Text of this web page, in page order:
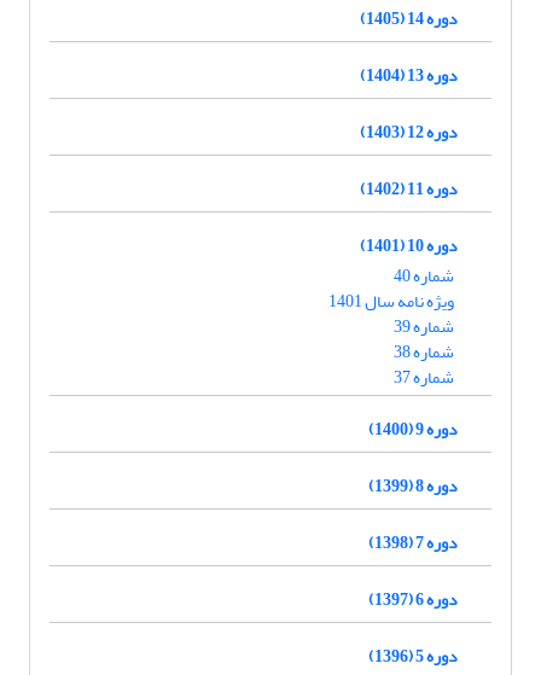
دوره 14 (1405)
دوره 13 (1404)
دوره 12 (1403)
دوره 11 (1402)
دوره 10 (1401)
شماره 40
ویژه نامه سال 1401
شماره 39
شماره 38
شماره 37
دوره 9 (1400)
دوره 8 (1399)
دوره 7 (1398)
دوره 6 (1397)
دوره 5 (1396)